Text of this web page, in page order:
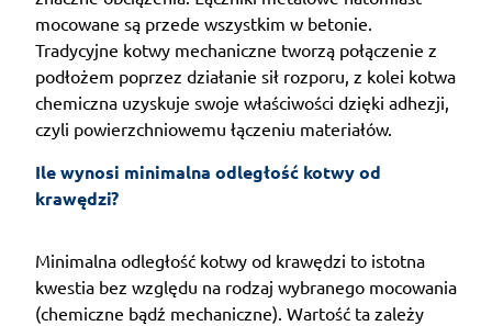
mocowane są przede wszystkim w betonie.
Tradycyjne kotwy mechaniczne tworzą połączenie z
podłożem poprzez działanie sił rozporu, z kolei kotwa
chemiczna uzyskuje swoje właściwości dzięki adhezji,
czyli powierzchniowemu łączeniu materiałów.
Ile wynosi minimalna odległość kotwy od
krawędzi?
Minimalna odległość kotwy od krawędzi to istotna
kwestia bez względu na rodzaj wybranego mocowania
(chemiczne bądź mechaniczne). Wartość ta zależy